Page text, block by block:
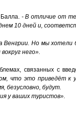
- В отличие от
10 дней и,
Венгрии. Но мы
него».
связанных с
что это приведёт к
безусловно, будут.
у ваших туристов».